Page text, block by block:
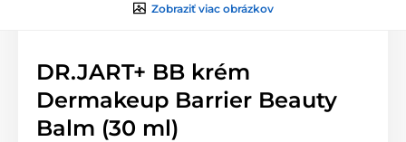
Zobraziť viac obrázkov
DR.JART+ BB krém
Dermakeup Barrier Beauty
Balm (30 ml)